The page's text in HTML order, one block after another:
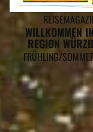
WILLKOMMEN
REGION
FRÜHLING/